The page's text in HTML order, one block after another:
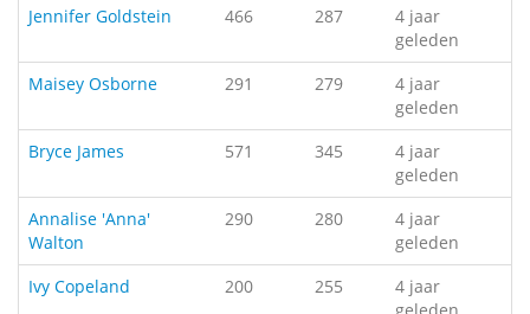
Jennifer Goldstein
466 287
4 jaar
geleden
Maisey Osborne
291 279
4 jaar
geleden
Bryce James
571 345
4 jaar
geleden
Annalise 'Anna'
Walton
290 280
4 jaar
geleden
Ivy Copeland
200 255
4 jaar